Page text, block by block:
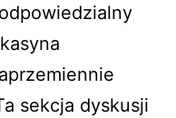
sekcja dyskusji